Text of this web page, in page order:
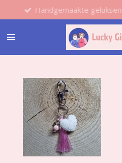
direct
naar
hoofdinhoud
Handgemaakte